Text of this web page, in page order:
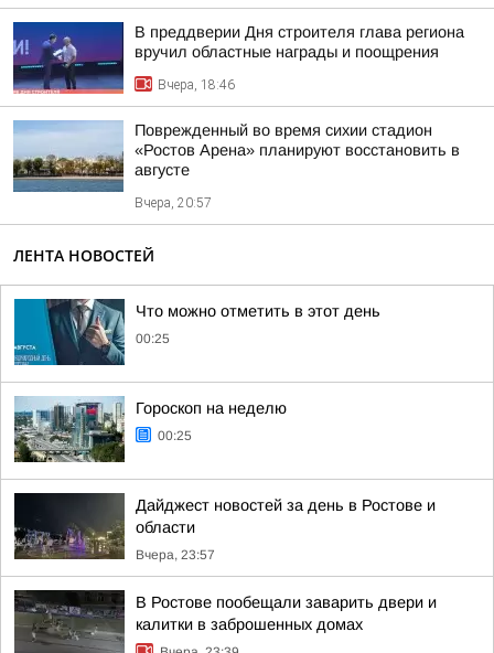
В преддверии Дня строителя глава региона
вручил областные награды и поощрения
Вчера, 18:46
Поврежденный во время сихии стадион
«Ростов Арена» планируют восстановить в
августе
Вчера, 20:57
ЛЕНТА НОВОСТЕЙ
Что можно отметить в этот день
00:25
Гороскоп на неделю
00:25
Дайджест новостей за день в Ростове и
области
Вчера, 23:57
В Ростове пообещали заварить двери и
калитки в заброшенных домах